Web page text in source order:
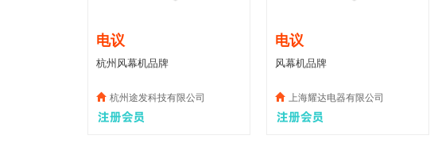
电议
杭州风幕机品牌
杭州途发科技有限公司
电议
风幕机品牌
上海耀达电器有限公司